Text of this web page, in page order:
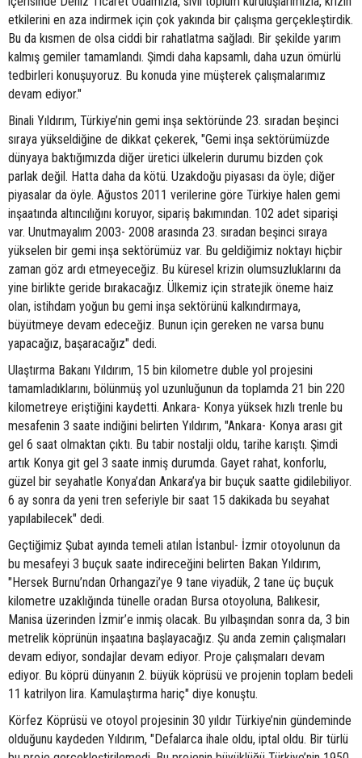
etkilerini en aza indirmek için çok yakında bir çalışma gerçekleştirdik.
Bu da kısmen de olsa ciddi bir rahatlatma sağladı. Bir şekilde yarım
kalmış gemiler tamamlandı. Şimdi daha kapsamlı, daha uzun ömürlü
tedbirleri konuşuyoruz. Bu konuda yine müşterek çalışmalarımız
devam ediyor."
Binali Yıldırım, Türkiye’nin gemi inşa sektöründe 23. sıradan beşinci
sıraya yükseldiğine de dikkat çekerek, "Gemi inşa sektörümüzde
dünyaya baktığımızda diğer üretici ülkelerin durumu bizden çok
parlak değil. Hatta daha da kötü. Uzakdoğu piyasası da öyle; diğer
piyasalar da öyle. Ağustos 2011 verilerine göre Türkiye halen gemi
inşaatında altıncılığını koruyor, sipariş bakımından. 102 adet siparişi
var. Unutmayalım 2003- 2008 arasında 23. sıradan beşinci sıraya
yükselen bir gemi inşa sektörümüz var. Bu geldiğimiz noktayı hiçbir
zaman göz ardı etmeyeceğiz. Bu küresel krizin olumsuzluklarını da
yine birlikte geride bırakacağız. Ülkemiz için stratejik öneme haiz
olan, istihdam yoğun bu gemi inşa sektörünü kalkındırmaya,
büyütmeye devam edeceğiz. Bunun için gereken ne varsa bunu
yapacağız, başaracağız" dedi.
Ulaştırma Bakanı Yıldırım, 15 bin kilometre duble yol projesini
tamamladıklarını, bölünmüş yol uzunluğunun da toplamda 21 bin 220
kilometreye eriştiğini kaydetti. Ankara- Konya yüksek hızlı trenle bu
mesafenin 3 saate indiğini belirten Yıldırım, "Ankara- Konya arası git
gel 6 saat olmaktan çıktı. Bu tabir nostalji oldu, tarihe karıştı. Şimdi
artık Konya git gel 3 saate inmiş durumda. Gayet rahat, konforlu,
güzel bir seyahatle Konya’dan Ankara’ya bir buçuk saatte gidilebiliyor.
6 ay sonra da yeni tren seferiyle bir saat 15 dakikada bu seyahat
yapılabilecek" dedi.
Geçtiğimiz Şubat ayında temeli atılan İstanbul- İzmir otoyolunun da
bu mesafeyi 3 buçuk saate indireceğini belirten Bakan Yıldırım,
"Hersek Burnu’ndan Orhangazi’ye 9 tane viyadük, 2 tane üç buçuk
kilometre uzaklığında tünelle oradan Bursa otoyoluna, Balıkesir,
Manisa üzerinden İzmir’e inmiş olacak. Bu yılbaşından sonra da, 3 bin
metrelik köprünün inşaatına başlayacağız. Şu anda zemin çalışmaları
devam ediyor, sondajlar devam ediyor. Proje çalışmaları devam
ediyor. Bu köprü dünyanın 2. büyük köprüsü ve projenin toplam bedeli
11 katrilyon lira. Kamulaştırma hariç" diye konuştu.
Körfez Köprüsü ve otoyol projesinin 30 yıldır Türkiye’nin gündeminde
olduğunu kaydeden Yıldırım, "Defalarca ihale oldu, iptal oldu. Bir türlü